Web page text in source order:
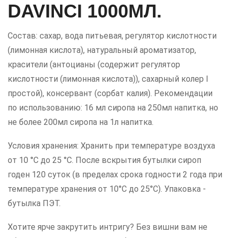
DAVINCI 1000МЛ.
Состав: сахар, вода питьевая, регулятор кислотности
(лимонная кислота), натуральный ароматизатор,
красители (антоцианы (содержит регулятор
кислотности (лимонная кислота)), сахарный колер I
простой), консервант (сорбат калия). Рекомендации
по использованию: 16 мл сиропа на 250мл напитка, но
не более 200мл сиропа на 1л напитка.
Условия хранения: Хранить при температуре воздуха
от 10 °С до 25 °С. После вскрытия бутылки сироп
годен 120 суток (в пределах срока годности 2 года при
температуре хранения от 10°С до 25°С). Упаковка -
бутылка ПЭТ.
Хотите ярче закрутить интригу? Без вишни вам не